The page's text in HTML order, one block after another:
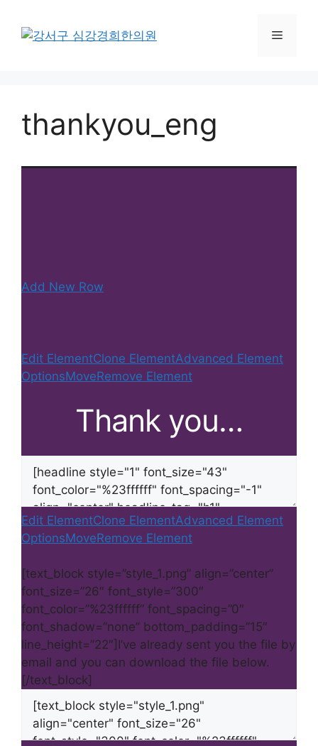
메
thankyou_eng
Add New Row
Edit ElementClone ElementAdvanced Element
OptionsMoveRemove Element
Thank you…
Edit ElementClone ElementAdvanced Element
OptionsMoveRemove Element
[text_block style=”style_1.png” align=”center”
font_size=”26″ font_style=”300″
font_color=”%23ffffff” font_spacing=”0″
font_shadow=”none” bottom_padding=”15″
line_height=”22″]I’ve already sent you the file by
email and you can download the file below.
[/text_block]